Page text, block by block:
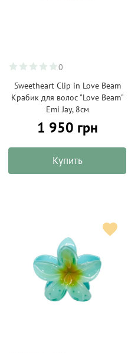
0
Sweetheart Clip in Love Beam
Крабик для волос "Love Beam"
Emi Jay, 8см
1 950 грн
Купить